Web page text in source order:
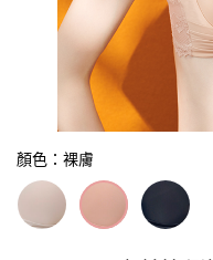
顏色：裸膚